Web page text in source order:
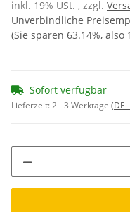
inkl. 19% USt. , zzgl.
Unverbindliche
(Sie sparen 63.14%, also
Sofort verfügbar
Lieferzeit:2 - 3 Werktage (DE